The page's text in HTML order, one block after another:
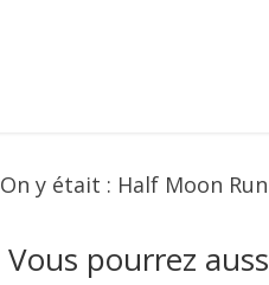
On y était : Half Moon
Vous pourrez